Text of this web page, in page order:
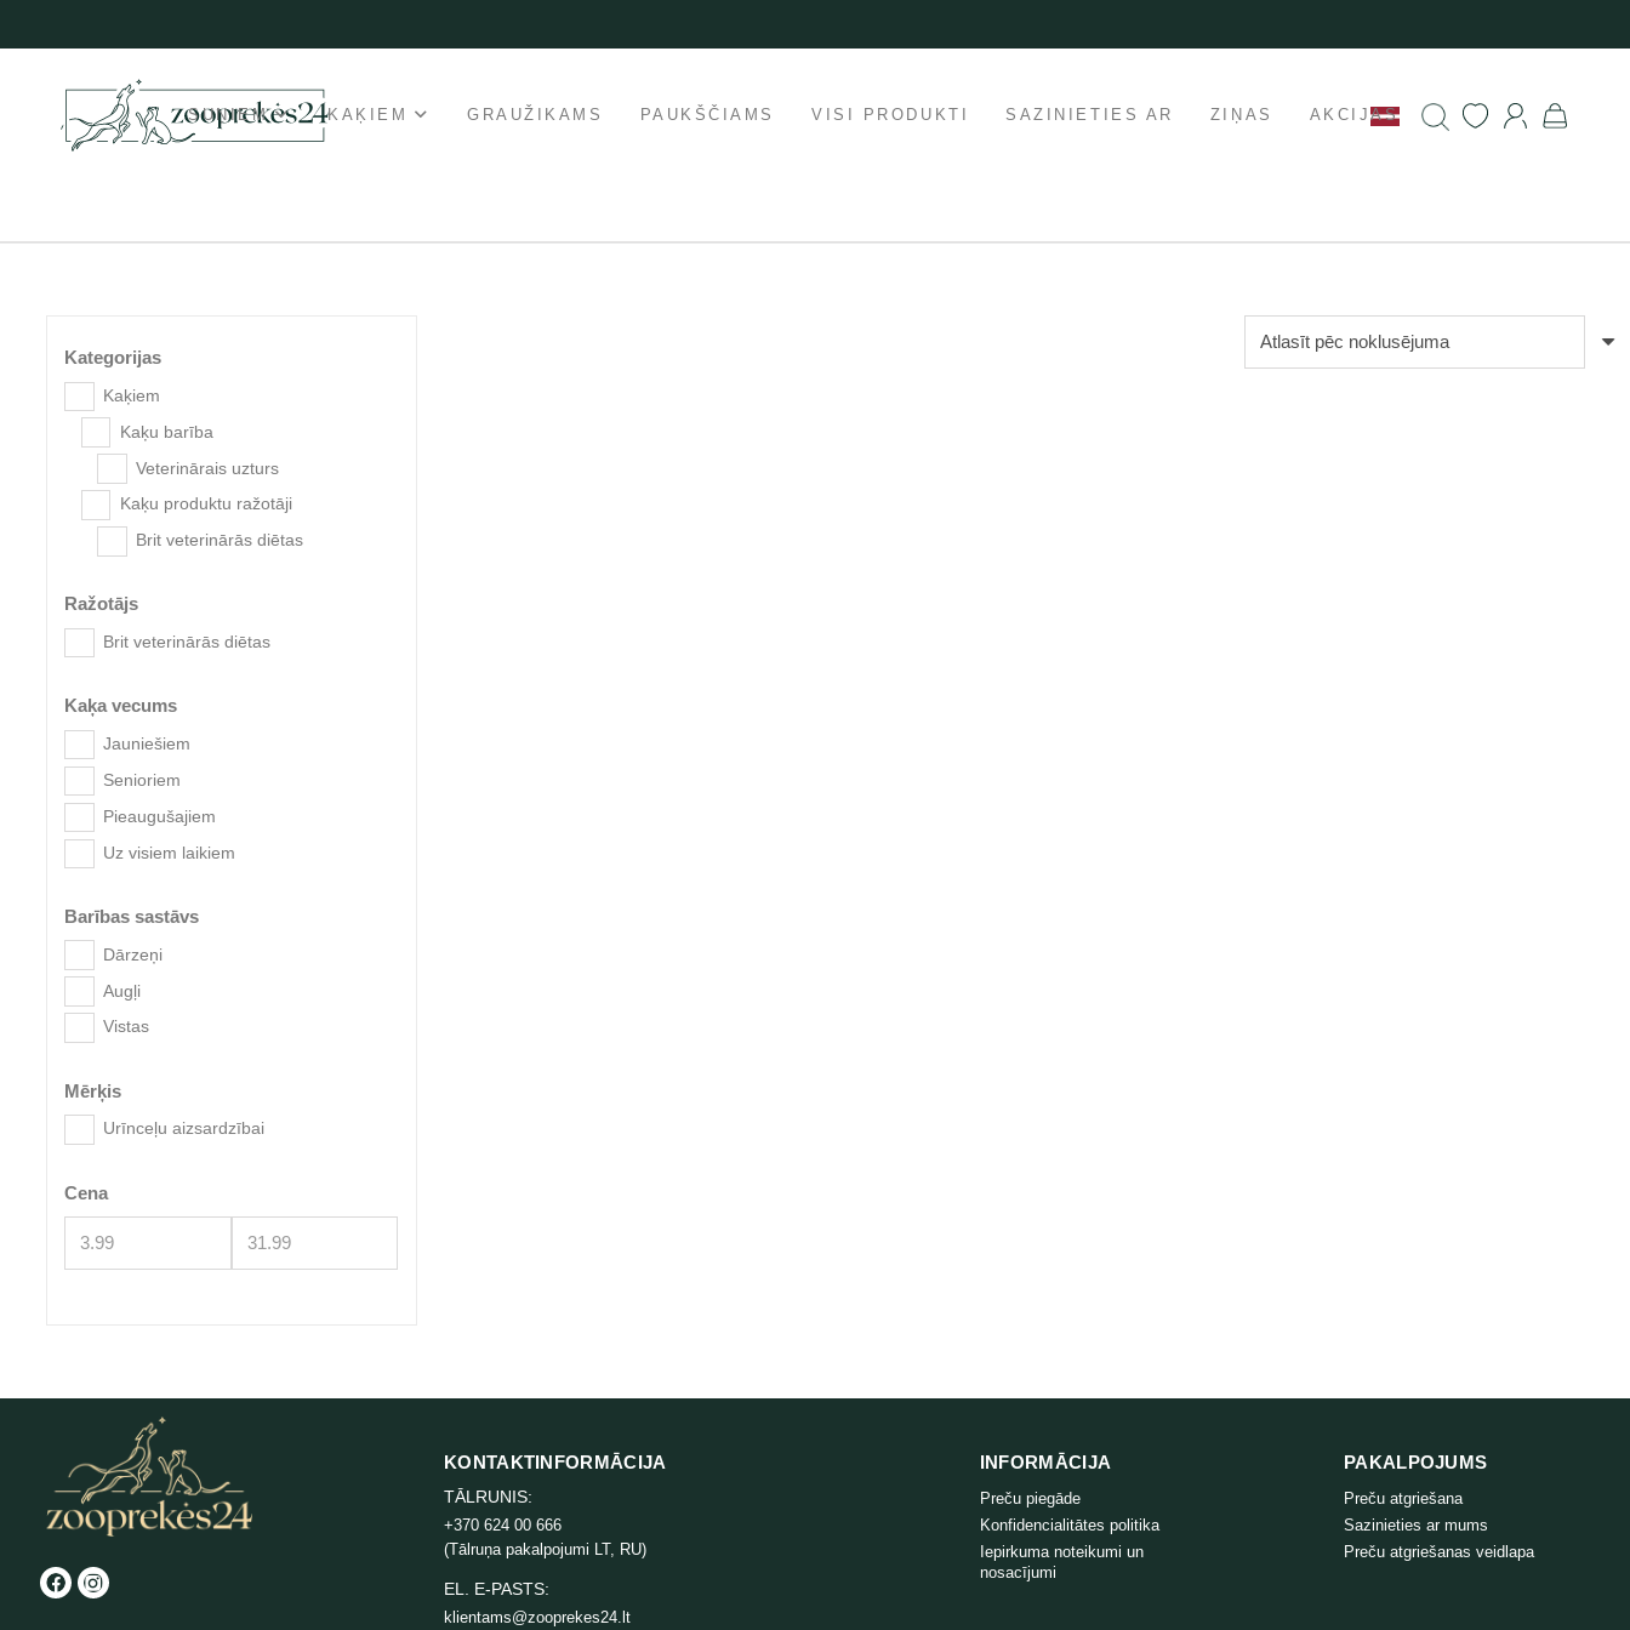
SUŅIEM KAĶIEM GRAUŽIKAMS PAUKŠČIAMS VISI PRODUKTI SAZINIETIES AR ZIŅAS AKCIJAS
Kategorijas
Kaķiem
Kaķu barība
Veterinārais uzturs
Kaķu produktu ražotāji
Brit veterinārās diētas
Ražotājs
Brit veterinārās diētas
Kaķa vecums
Jauniešiem
Senioriem
Pieaugušajiem
Uz visiem laikiem
Barības sastāvs
Dārzeņi
Augļi
Vistas
Mērķis
Urīnceļu aizsardzībai
Cena
KONTAKTINFORMĀCIJA
TĀLRUNIS:
+370 624 00 666
(Tālruņa pakalpojumi LT, RU)
EL. E-PASTS:
klientams@zooprekes24.lt
INFORMĀCIJA
Preču piegāde
Konfidencialitātes politika
Iepirkuma noteikumi un
nosacījumi
PAKALPOJUMS
Preču atgriešana
Sazinieties ar mums
Preču atgriešanas veidlapa